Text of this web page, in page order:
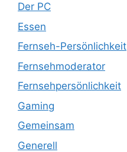
Der PC
Essen
Fernseh-Persönlichkeit
Fernsehmoderator
Fernsehpersönlichkeit
Gaming
Gemeinsam
Generell